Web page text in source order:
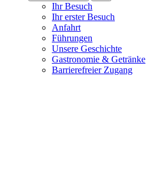
Ihr Besuch
Ihr erster Besuch
Anfahrt
Führungen
Unsere Geschichte
Gastronomie & Getränke
Barrierefreier Zugang